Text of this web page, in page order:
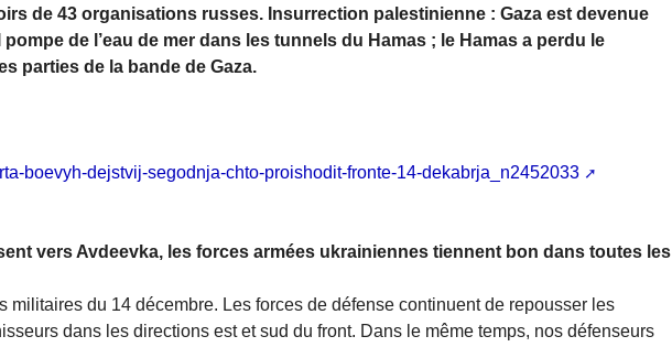
de 43 organisations russes. Insurrection palestinienne : Gaza est devenue
de l’eau de mer dans les tunnels du Hamas ; le Hamas a perdu le
parties de la bande de Gaza.
boevyh-dejstvij-segodnja-chto-proishodit-fronte-14-dekabrja_n2452033
vers Avdeevka, les forces armées ukrainiennes tiennent bon dans toutes les
militaires du 14 décembre. Les forces de défense continuent de repousser les
dans les directions est et sud du front. Dans le même temps, nos défenseurs